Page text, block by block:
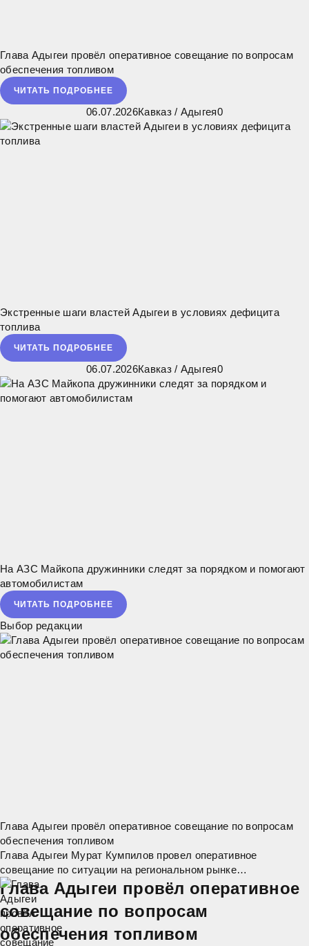
Глава Адыгеи провёл оперативное совещание по вопросам
обеспечения топливом
ЧИТАТЬ ПОДРОБНЕЕ
06.07.2026Кавказ/ Адыгея0
Экстренные шаги властей Адыгеи в условиях дефицита
топлива
ЧИТАТЬ ПОДРОБНЕЕ
06.07.2026Кавказ/ Адыгея0
На АЗС Майкопа дружинники следят за порядком и помогают
автомобилистам
ЧИТАТЬ ПОДРОБНЕЕ
Выбор редакции
Глава Адыгеи провёл оперативное совещание по вопросам
обеспечения топливом
Глава Адыгеи Мурат Кумпилов провел оперативное
совещание по ситуации на региональном рынке
нефтепродуктов. "Сегодня наша главная задача – обеспечить
стабильное снабжение топливом жителей
Глава Адыгеи провёл оперативное
совещание по вопросам
обеспечения топливом